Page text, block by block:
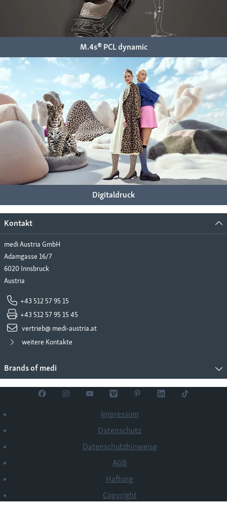
M.4s® PCL dynamic
Digitaldruck
Kontakt
medi Austria GmbH
Adamgasse 16/7
6020 Innsbruck
Austria
+43 512 57 95 15
+43 512 57 95 15 45
vertrieb@ medi-austria.at
weitere Kontakte
Brands of medi
Impressum
Datenschutz
Datenschutzhinweise
AGB
Haftung
Copyright